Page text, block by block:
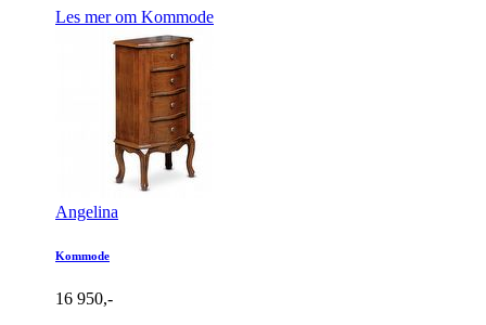
Les mer om Kommode
Angelina
Kommode
16 950,-